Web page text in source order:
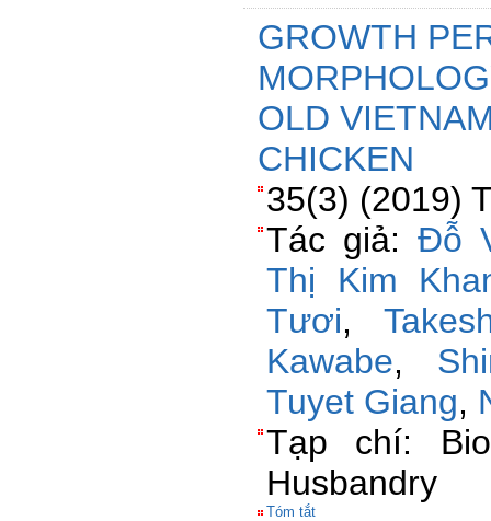
GROWTH
OLD
CHICKEN
35(3) (2019)
Tác giả: Đỗ
Thị Kim
Tươi,
Kawabe,
Tuyet Giang,
Tạp chí:
Husbandry
Tóm tắt